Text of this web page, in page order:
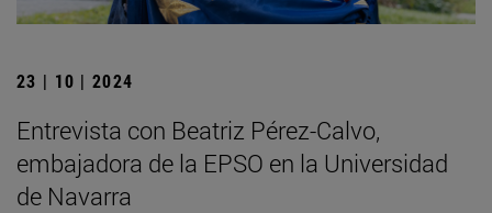
23 | 10 | 2024
Entrevista con Beatriz Pérez-Calvo,
embajadora de la EPSO en la Universidad
de Navarra